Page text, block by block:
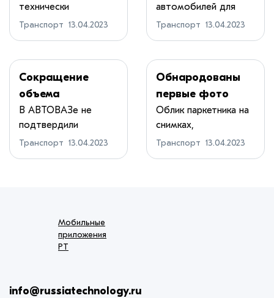
собирается
спасать
Малайзия
технически
продвинутое, а
Транспорт 13.04.2023
запчастей
автомобилей для
российских пок...
Транспорт 13.04.2023
Сокращение
объема
производства
новых LADA Vesta
В АВТОВАЗе не
подтвердили
сообщение о
Транспорт 13.04.2023
Обнародованы
первые фото
кроссовера Tank
400
Облик паркетника на
снимках,
опубликованных
Транспорт 13.04.2023
Мобильные
приложения
РТ
info@russiatechnology.ru